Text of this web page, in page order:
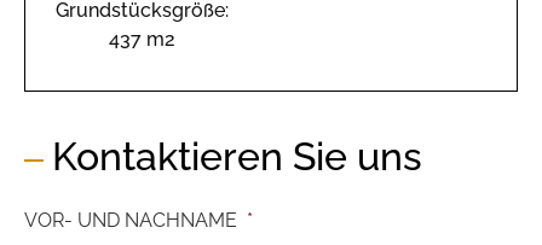
Grundstücksgröße:
437 m2
Kontaktieren Sie uns
VOR- UND NACHNAME *